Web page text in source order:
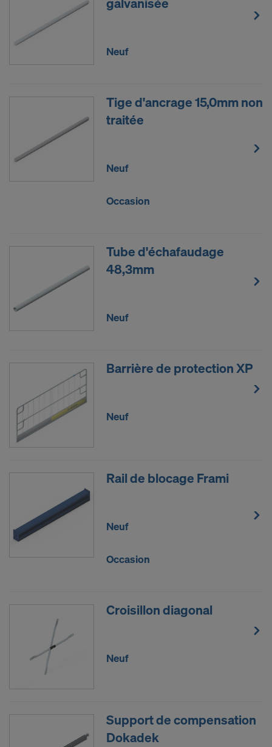
Neuf
Tige d'ancrage 15,0mm non
traitée
Neuf
Occasion
Tube d'échafaudage
48,3mm
Neuf
Barrière de protection XP
Neuf
Rail de blocage Frami
Neuf
Occasion
Croisillon diagonal
Neuf
Support de compensation
Dokadek